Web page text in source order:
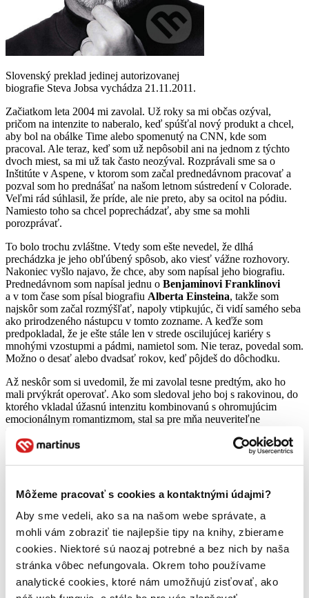
Môžeme pracovať s cookies a kontaktnými údajmi?
Aby sme vedeli, ako sa na našom webe správate, a
mohli vám zobraziť tie najlepšie tipy na knihy, zbierame
cookies. Niektoré sú naozaj potrebné a bez nich by naša
stránka vôbec nefungovala. Okrem toho používame
analytické cookies, ktoré nám umožňujú zisťovať, ako
Slovenský preklad jedinej autorizovanej
biografie Steva Jobsa vychádza 21.11.2011.
Začiatkom leta 2004 mi zavolal. Už roky sa mi občas ozýval,
pričom na intenzite to naberalo, keď spúšťal nový produkt a chcel,
aby bol na obálke Time alebo spomenutý na CNN, kde som
pracoval. Ale teraz, keď som už nepôsobil ani na jednom z týchto
dvoch miest, sa mi už tak často neozýval. Rozprávali sme sa o
Inštitúte v Aspene, v ktorom som začal prednedávnom pracovať a
pozval som ho prednášať na našom letnom sústredení v Colorade.
Veľmi rád súhlasil, že príde, ale nie preto, aby sa ocitol na pódiu.
Namiesto toho sa chcel poprechádzať, aby sme sa mohli
porozprávať.
To bolo trochu zvláštne. Vtedy som ešte nevedel, že dlhá
prechádzka je jeho obľúbený spôsob, ako viesť vážne rozhovory.
Nakoniec vyšlo najavo, že chce, aby som napísal jeho biografiu.
Prednedávnom som napísal jednu o Benjaminovi Franklinovi
a v tom čase som písal biografiu Alberta Einsteina, takže som
najskôr som začal rozmýšľať, napoly vtipkujúc, či vidí samého seba
ako prirodzeného nástupcu v tomto zozname. A keďže som
predpokladal, že je ešte stále len v strede oscilujúcej kariéry s
mnohými vzostupmi a pádmi, namietol som. Nie teraz, povedal som.
Možno o desať alebo dvadsať rokov, keď pôjdeš do dôchodku.
Až neskôr som si uvedomil, že mi zavolal tesne predtým, ako ho
mali prvýkrát operovať. Ako som sledoval jeho boj s rakovinou, do
ktorého vkladal úžasnú intenzitu kombinovanú s ohromujúcim
emocionálnym romantizmom, stal sa pre mňa neuveriteľne
presvedčivým a ja som si uvedomil, ako hlboko bola jeho osobnosť
vyrytá do produktov, ktoré vytváral. Jeho vášeň, perfekcionizmus,
démoni, túžby, majstrovstvo a posadnutosť kontrolou, boli vnútorne
prepojené s jeho prístupom k obchodu. Preto som sa rozhodol
začína jeho najcharakteristickejšou črtou, jeho intenzitou. Tá bola
evidentná už na strednej škole. Už tam začal svoje celoživotné
experimenty s nutkavými diétami – zvyčajne pozostávajúcimi len z
ovocia a zeleniny – vďaka ktorým bol štíhly a vyziabnutý. Naučil sa
civieť na ľudí bez mihnutia oka a dotiahol k dokonalosti svoje dlhé
pauzy ostro vyčlenené krátkymi dávkami rýchlej reči.